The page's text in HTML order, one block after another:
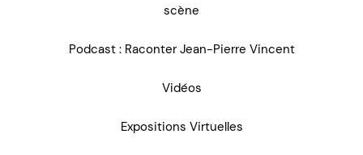
scène
Podcast : Raconter Jean-Pierre Vincent
Vidéos
Expositions Virtuelles